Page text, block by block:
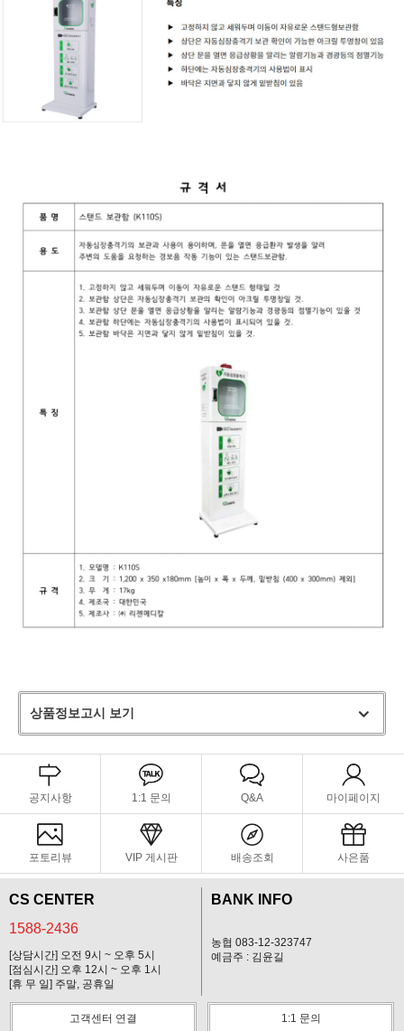
상품정보고시 보기
공지사항 1:1 문의 Q&A 마이페이지
포토리뷰 VIP 게시판 배송조회 사은품
CS CENTER
1588-2436
[상담시간] 오전 9시 ~ 오후 5시
[점심시간] 오후 12시 ~ 오후 1시
[휴 무 일] 주말, 공휴일
BANK INFO
농협 083-12-323747
예금주 : 김윤길
고객센터 연결 1:1 문의